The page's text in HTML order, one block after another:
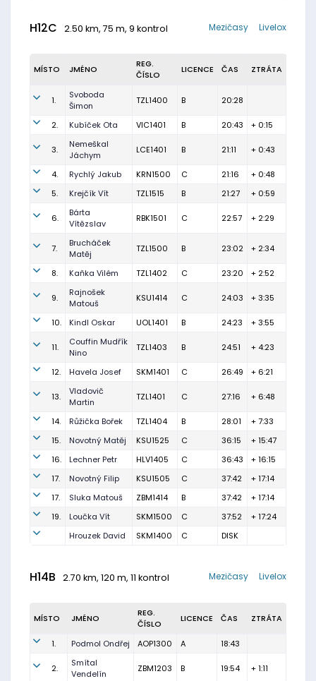
H12C 2.50 km, 75 m, 9 kontrol Livelox
Mezičasy
MÍSTO JMÉNO
REG.
ČÍSLO
LICENCE ČAS ZTRÁTA
1.
Svoboda
Šimon
TZL1400 B 20:28
2. Kubíček Ota VIC1401 B 20:43 + 0:15
3.
Nemeškal
Jáchym
LCE1401 B 21:11 + 0:43
4. Rychlý Jakub KRN1500 C 21:16
+ 0:48
5.
Krejčík Vít TZL1515 B 21:27 + 0:59
6.
Bárta
Vítězslav
RBK1501 C 22:57 + 2:29
7.
Brucháček
Matěj
TZL1500 B 23:02 + 2:34
8. Kaňka Vilém TZL1402 C 23:20 + 2:52
9.
Rajnošek
Matouš
KSU1414 C 24:03 + 3:35
10. Kindl Oskar UOL1401 B 24:23 + 3:55
11.
Couffin Mudřík
Nino
TZL1403 B 24:51 + 4:23
12. Havela Josef SKM1401 C 26:49 + 6:21
13.
Vladovič
Martin
TZL1401 C 27:16 + 6:48
14. Růžička Bořek TZL1404 B 28:01
+ 7:33
15.
Novotný Matěj KSU1525 C 36:15
+ 15:47
16.
Lechner Petr HLV1405 C 36:43
+ 16:15
17.
Novotný Filip KSU1505 C 37:42
+ 17:14
17.
Sluka Matouš ZBM1414 B 37:42
+ 17:14
19.
Loučka Vít SKM1500 C 37:52
+ 17:24
Hrouzek David
SKM1400 C DISK
H14B 2.70 km, 120 m, 11 kontrol Livelox
Mezičasy
MÍSTO JMÉNO
REG.
ČÍSLO
LICENCE ČAS ZTRÁTA
1. Podmol Ondřej AOP1300 A 18:43
2.
Smítal
Vendelín
ZBM1203 B 19:54 + 1:11